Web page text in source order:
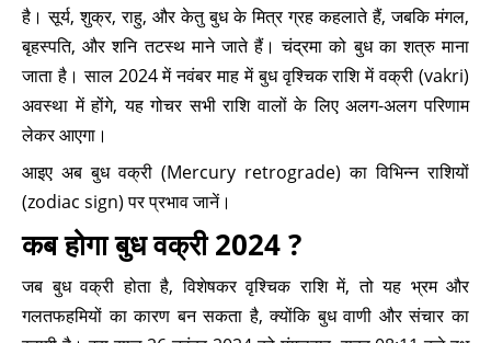
है। सूर्य, शुक्र, राहु, और केतु बुध के मित्र ग्रह कहलाते हैं, जबकि मंगल,
बृहस्पति, और शनि तटस्थ माने जाते हैं। चंद्रमा को बुध का शत्रु माना
जाता है। साल 2024 में नवंबर माह में बुध वृश्चिक राशि में वक्री (vakri)
अवस्था में होंगे, यह गोचर सभी राशि वालों के लिए अलग-अलग परिणाम
लेकर आएगा।
आइए अब बुध वक्री (Mercury retrograde) का विभिन्न राशियों
(zodiac sign) पर प्रभाव जानें।
कब होगा बुध वक्री 2024 ?
जब बुध वक्री होता है, विशेषकर वृश्चिक राशि में, तो यह भ्रम और
गलतफहमियों का कारण बन सकता है, क्योंकि बुध वाणी और संचार का